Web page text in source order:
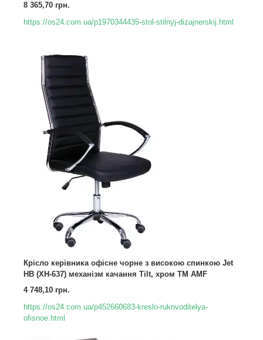
8 365,70 грн.
https://os24.com.ua/p1970344435-stol-stilnyj-dizajnerskij.html
Крісло керівника офісне чорне з високою спинкою Jet
HB (XH-637) механізм качання Tilt, хром TM AMF
4 748,10 грн.
https://os24.com.ua/p452660683-kreslo-rukovoditelya-
ofisnoe.html